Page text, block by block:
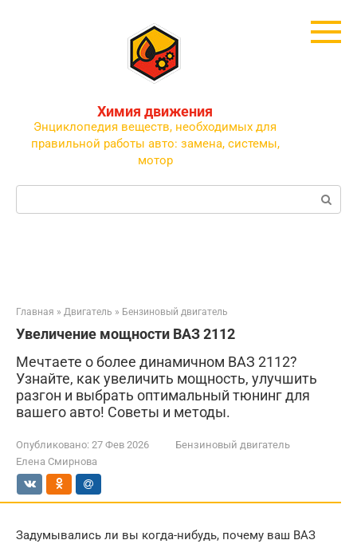
Химия движения
Энциклопедия веществ, необходимых для
правильной работы авто: замена, системы,
мотор
Поиск:
Главная » Двигатель » Бензиновый двигатель
Увеличение мощности ВАЗ 2112
Мечтаете о более динамичном ВАЗ 2112?
Узнайте, как увеличить мощность, улучшить
разгон и выбрать оптимальный тюнинг для
вашего авто! Советы и методы.
Опубликовано: 27 Фев 2026
Бензиновый двигатель
Елена Смирнова
Задумывались ли вы когда-нибудь, почему ваш ВАЗ